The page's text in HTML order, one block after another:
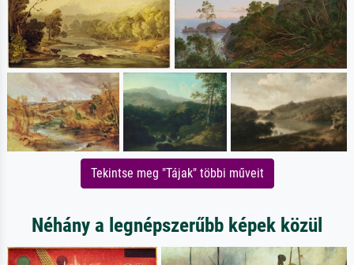
Tekintse meg "Tájak" többi műveit
Néhány a legnépszerűbb képek közül